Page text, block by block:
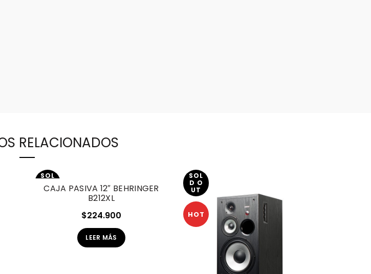
RELACIONADOS
SOL
UT
CAJA PASIVA 12″ BEHRINGER
B212XL
$224.900
LEER MÁS
SOL
D O
UT
HOT